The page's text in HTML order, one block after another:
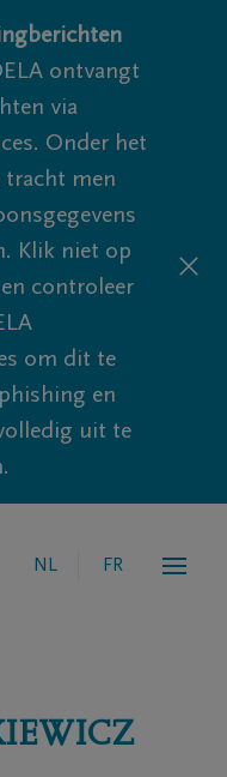
ontvangt
via
Onder het
tracht men
Klik niet op
controleer
om dit te
en
uit te
NL FR